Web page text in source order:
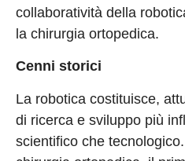
collaboratività della
la chirurgia ortopedica.
Cenni storici
La robotica costituisce,
di ricerca e sviluppo più
scientifico che